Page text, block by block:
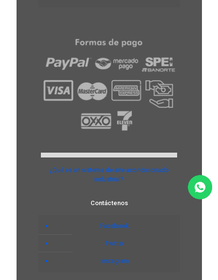
¿Qué es un sistema de aire acondicionado
industrial?
Contáctenos
Facebook
Twitter
Instagram